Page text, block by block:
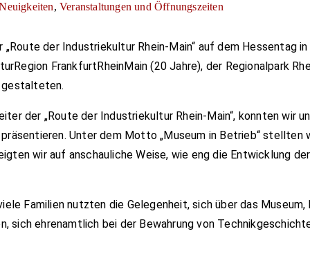
,Veranstaltungen und Öffnungszeiten
„Route der Industriekultur Rhein-Main“ auf dem Hessentag
FrankfurtRheinMain (20 Jahre), der Regionalpark
gestalteten.
der „Route der Industriekultur Rhein-Main“, konnten wir
Unter dem Motto „Museum in Betrieb“ stellten
wir auf anschauliche Weise, wie eng die Entwicklung
Familien nutzten die Gelegenheit, sich über das
sich ehrenamtlich bei der Bewahrung von